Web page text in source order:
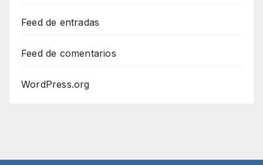
Feed de entradas
Feed de comentarios
WordPress.org